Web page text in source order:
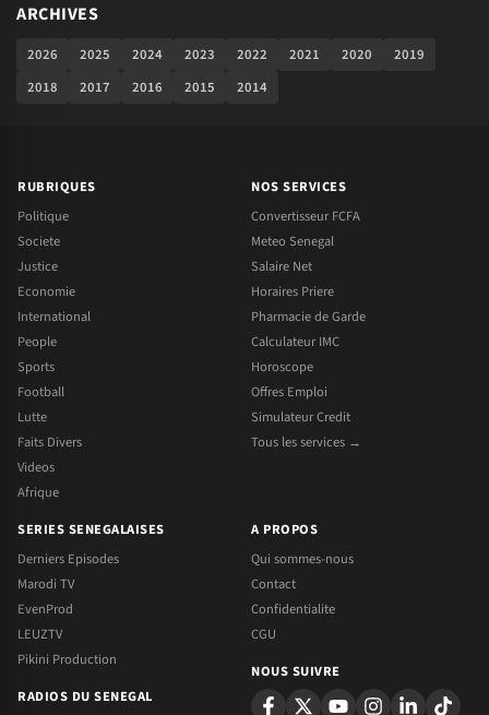
ARCHIVES
2026 2025 2024 2023 2022 2021 2020
2019
2018
2017 2016 2015 2014
RUBRIQUES
Politique
Societe
Justice
Economie
International
People
Sports
Football
Lutte
Faits Divers
Videos
Afrique
NOS SERVICES
Convertisseur FCFA
Meteo Senegal
Salaire Net
Horaires Priere
Pharmacie de Garde
Calculateur IMC
Horoscope
Offres Emploi
Simulateur Credit
Tous les services →
SERIES SENEGALAISES
Derniers Episodes
Marodi TV
EvenProd
LEUZTV
Pikini Production
RADIOS DU SENEGAL
A PROPOS
Qui sommes-nous
Contact
Confidentialite
CGU
NOUS SUIVRE